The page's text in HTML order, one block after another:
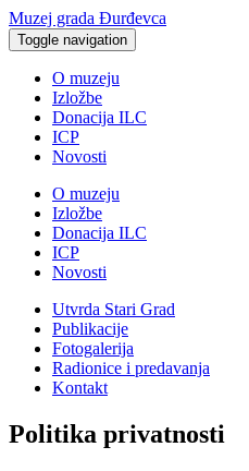
Muzej grada Đurđevca
Toggle navigation
O muzeju
Izložbe
Donacija ILC
ICP
Novosti
O muzeju
Izložbe
Donacija ILC
ICP
Novosti
Utvrda Stari Grad
Publikacije
Fotogalerija
Radionice i predavanja
Kontakt
Politika privatnosti